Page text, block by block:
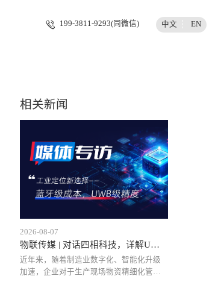
199-3811-9293(同微信) 中文 EN
相关新闻
2026-08-07
物联传媒 | 对话四相科技，详解UWB工业定位降本之路与规模
近年来，随着制造业数字化、智能化升级
加速，企业对于生产现场物资精细化管理